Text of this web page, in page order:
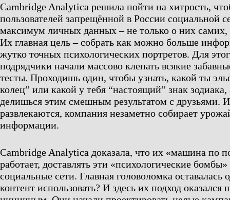
Cambridge Analytica решила пойти на хитрость,
пользователей запрещённой в России социальной
максимум личных данных – не только о них самих,
Их главная цель – собрать как можно больше
жутко точных психологических портретов. Для
подрядчики начали массово клепать всякие
тесты. Проходишь один, чтобы узнать, какой ты
колец” или какой у тебя “настоящий” знак
делишься этим смешным результатом с друзьями.
развлекаются, компания незаметно собирает
информации.
Cambridge Analytica доказала, что их «машина по
работает, доставлять эти «психологические бомбы»
социальные сети. Главная головоломка оставалась
контент использовать? И здесь их подход